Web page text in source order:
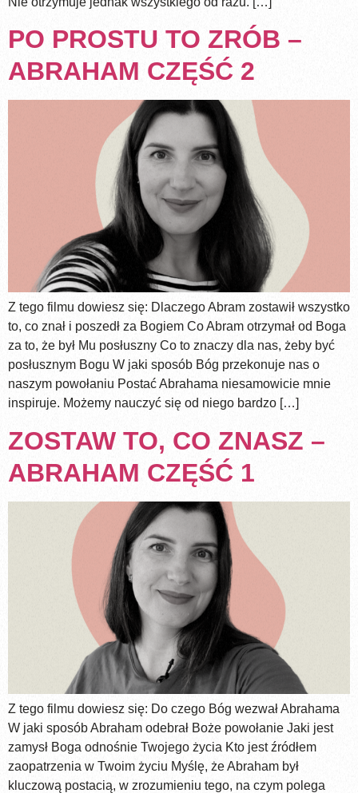
PO PROSTU TO ZRÓB –
ABRAHAM CZĘŚĆ 2
Z tego filmu dowiesz się: Dlaczego Abram zostawił wszystko
to, co znał i poszedł za Bogiem Co Abram otrzymał od Boga
za to, że był Mu posłuszny Co to znaczy dla nas, żeby być
posłusznym Bogu W jaki sposób Bóg przekonuje nas o
naszym powołaniu Postać Abrahama niesamowicie mnie
inspiruje. Możemy nauczyć się od niego bardzo […]
ZOSTAW TO, CO ZNASZ –
ABRAHAM CZĘŚĆ 1
Z tego filmu dowiesz się: Do czego Bóg wezwał Abrahama
W jaki sposób Abraham odebrał Boże powołanie Jaki jest
zamysł Boga odnośnie Twojego życia Kto jest źródłem
zaopatrzenia w Twoim życiu Myślę, że Abraham był
kluczową postacią, w zrozumieniu tego, na czym polega